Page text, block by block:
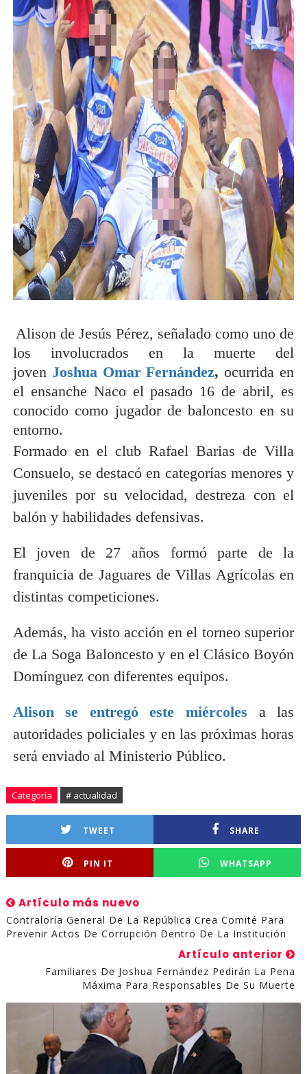
Alison de Jesús Pérez, señalado como uno de
los involucrados en la muerte del
joven Joshua Omar Fernández, ocurrida en
el ensanche Naco el pasado 16 de abril, es
conocido como jugador de baloncesto en su
entorno.
Formado en el club Rafael Barias de Villa
Consuelo, se destacó en categorías menores y
juveniles por su velocidad, destreza con el
balón y habilidades defensivas.
El joven de 27 años formó parte de la
franquicia de Jaguares de Villas Agrícolas en
distintas competiciones.
Además, ha visto acción en el torneo superior
de La Soga Baloncesto y en el Clásico Boyón
Domínguez con diferentes equipos.
Alison se entregó este miércoles a las
autoridades policiales y en las próximas horas
será enviado al Ministerio Público.
Categoría # actualidad
TWEET SHARE
PIN IT WHATSAPP
Artículo más nuevo
Contraloría General De La República Crea Comité Para
Prevenir Actos De Corrupción Dentro De La Institución
Artículo anterior
Familiares De Joshua Fernández Pedirán La Pena
Máxima Para Responsables De Su Muerte